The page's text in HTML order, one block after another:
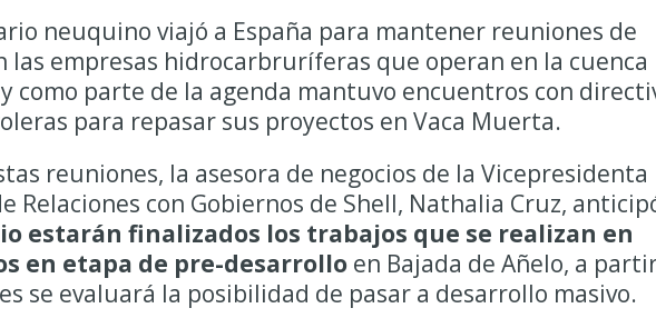
neuquino viajó a España para mantener reuniones de
las empresas hidrocarbruríferas que operan en la cuenca
como parte de la agenda mantuvo encuentros con
para repasar sus proyectos en Vaca Muerta.
reuniones, la asesora de negocios de la Vicepresidenta
Relaciones con Gobiernos de Shell, Nathalia Cruz,
estarán finalizados los trabajos que se realizan en
en etapa de pre-desarrolloen Bajada de Añelo, a
se evaluará la posibilidad de pasar a desarrollo masivo.